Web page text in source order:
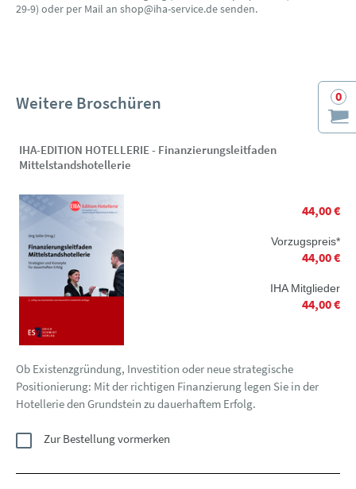
0
29-9) oder per Mail an shop@iha-service.de senden.
Weitere Broschüren
IHA-EDITION HOTELLERIE - Finanzierungsleitfaden
Mittelstandshotellerie
44,00 €
Vorzugspreis*
44,00 €
IHA Mitglieder
44,00 €
Ob Existenzgründung, Investition oder neue strategische
Positionierung: Mit der richtigen Finanzierung legen Sie in der
Hotellerie den Grundstein zu dauerhaftem Erfolg.
Zur Bestellung vormerken